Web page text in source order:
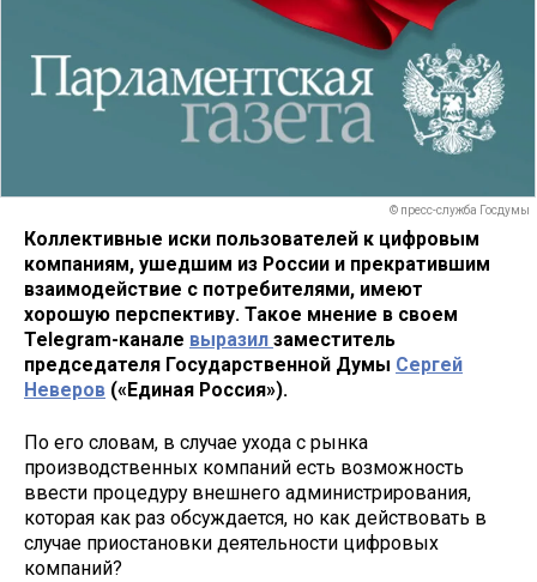
© пресс-служба Госдумы
Коллективные иски пользователей к цифровым
компаниям, ушедшим из России и прекратившим
взаимодействие с потребителями, имеют
хорошую перспективу. Такое мнение в своем
Telegram-канале выразил заместитель
председателя Государственной Думы Сергей
Неверов («Единая Россия»).
По его словам, в случае ухода с рынка
производственных компаний есть возможность
ввести процедуру внешнего администрирования,
которая как раз обсуждается, но как действовать в
случае приостановки деятельности цифровых
компаний?